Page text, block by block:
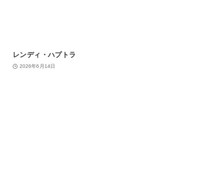
レンディ・ハプトラ
2026年6月14日